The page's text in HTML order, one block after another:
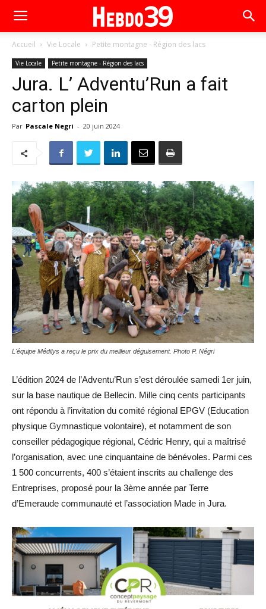
Accueil Vie Locale Petite montagne - Région des lacs
Vie Locale Petite montagne - Région des lacs
Jura. L’ Adventu’Run a fait
carton plein
Par Pascale Negri - 20 juin 2024
L'équipe Médilys a reçu le prix du meilleur déguisement. Photo P. Négri
L’édition 2024 de l’Adventu’Run s’est déroulée samedi 1er juin,
sur la base nautique de Bellecin. Mille cinq cents participants
ont répondu à l’invitation du comité régional EPGV (Education
physique Gymnastique volontaire), et notamment de son
conseiller pédagogique régional, Cédric Henry, qui a maîtrisé
l’organisation, avec une cinquantaine de bénévoles. Parmi ces
1 500 concurrents, 400 s’étaient inscrits au challenge des
Entreprises, proposé pour la 3ème année par Terre
d’Emeraude communauté et l’association Made in Jura.